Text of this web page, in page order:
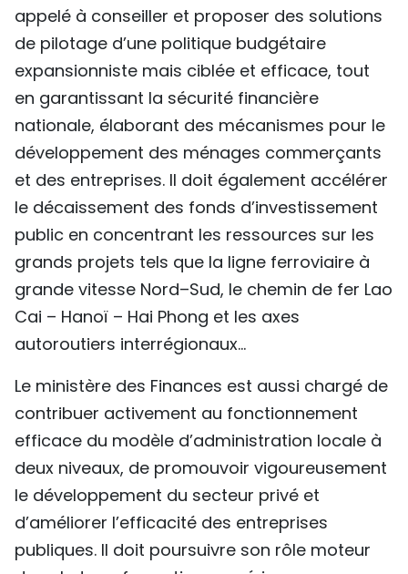
appelé à conseiller et proposer des solutions
de pilotage d’une politique budgétaire
expansionniste mais ciblée et efficace, tout
en garantissant la sécurité financière
nationale, élaborant des mécanismes pour le
développement des ménages commerçants
et des entreprises. Il doit également accélérer
le décaissement des fonds d’investissement
public en concentrant les ressources sur les
grands projets tels que la ligne ferroviaire à
grande vitesse Nord–Sud, le chemin de fer Lao
Cai – Hanoï – Hai Phong et les axes
autoroutiers interrégionaux...
Le ministère des Finances est aussi chargé de
contribuer activement au fonctionnement
efficace du modèle d’administration locale à
deux niveaux, de promouvoir vigoureusement
le développement du secteur privé et
d’améliorer l’efficacité des entreprises
publiques. Il doit poursuivre son rôle moteur